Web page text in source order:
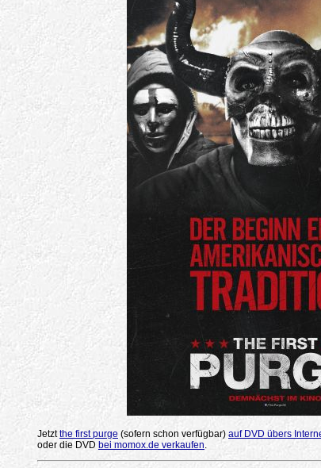
Jetztthe first purge (sofern schon verfügbar) auf DVD übers
oder die DVD bei momox.de verkaufen.